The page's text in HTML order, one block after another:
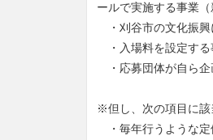
ールで実施する事業（
・刈谷市の文化振興
・入場料を設定する
・応募団体が自ら企
※但し、次の項目に
・毎年行うような定